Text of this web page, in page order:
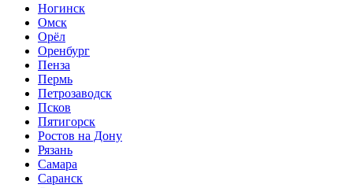
Ногинск
Омск
Орёл
Оренбург
Пенза
Пермь
Петрозаводск
Псков
Пятигорск
Ростов на Дону
Рязань
Самара
Саранск